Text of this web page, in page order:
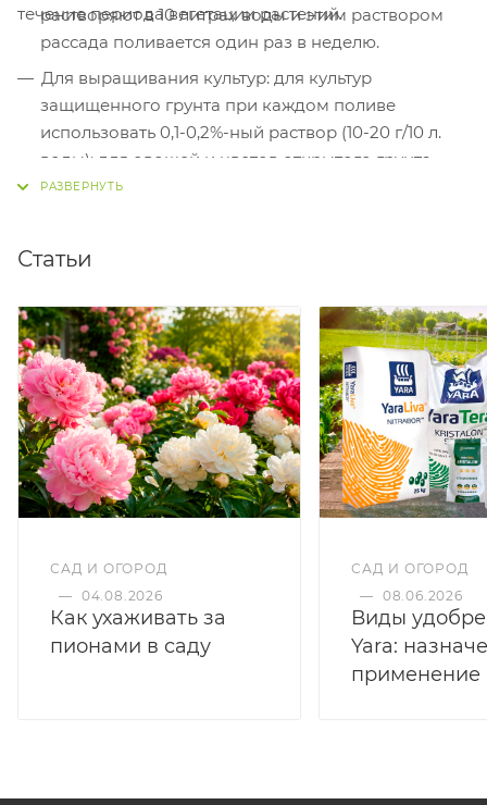
течение периода вегетации растений.
растворяют в 10 литрах воды и этим раствором
рассада поливается один раз в неделю.
Для выращивания культур: для культур
защищенного грунта при каждом поливе
использовать 0,1-0,2%-ный раствор (10-20 г/10 л.
воды); для овощей и цветов открытого грунта
также применяют 0,1-0,2% раствор 1 раз в 2
Листовая подкормка: Обработку проводят 1%
использовании опрыскивается). При
необходимости повторить через 7-10 дней.
Статьи
САД И ОГОРОД
— 04.08.2026
Как ухаживать за
пионами в саду
САД И ОГОРОД
— 08.06.2026
Виды
Yara:
применение